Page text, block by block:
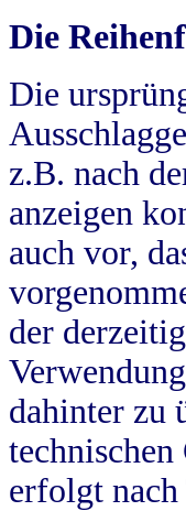
Die
Die
z.B. nach
anzeigen
auch vor,
der
dahinter zu
erfolgt nach